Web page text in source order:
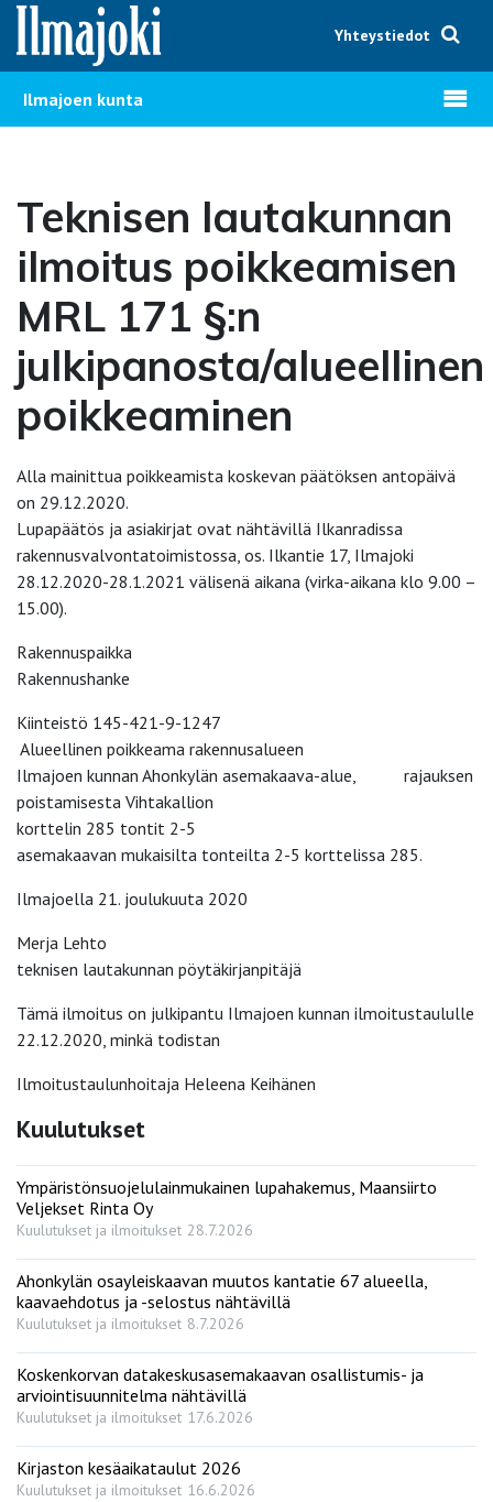
Hyppää sisältöön
Yhteystiedot
Ilmajoen kunta Avaa
Teknisen lautakunnan
ilmoitus poikkeamisen
MRL 171 §:n
julkipanosta/alueellinen
poikkeaminen
Alla mainittua poikkeamista koskevan päätöksen antopäivä
on 29.12.2020.
Lupapäätös ja asiakirjat ovat nähtävillä Ilkanradissa
rakennusvalvontatoimistossa, os. Ilkantie 17, Ilmajoki
28.12.2020-28.1.2021 välisenä aikana (virka-aikana klo 9.00 –
15.00).
Rakennuspaikka
Rakennushanke
Kiinteistö 145-421-9-1247
Alueellinen poikkeama rakennusalueen
Ilmajoen kunnan Ahonkylän asemakaava-alue, rajauksen
poistamisesta Vihtakallion
korttelin 285 tontit 2-5
asemakaavan mukaisilta tonteilta 2-5 korttelissa 285.
Ilmajoella 21. joulukuuta 2020
Merja Lehto
teknisen lautakunnan pöytäkirjanpitäjä
Tämä ilmoitus on julkipantu Ilmajoen kunnan ilmoitustaululle
22.12.2020, minkä todistan
Ilmoitustaulunhoitaja Heleena Keihänen
Kuulutukset
Ympäristönsuojelulainmukainen lupahakemus, Maansiirto
Veljekset Rinta Oy
Kuulutukset ja ilmoitukset 28.7.2026
Ahonkylän osayleiskaavan muutos kantatie 67 alueella,
kaavaehdotus ja -selostus nähtävillä
Kuulutukset ja ilmoitukset 8.7.2026
Koskenkorvan datakeskusasemakaavan osallistumis- ja
arviointisuunnitelma nähtävillä
Kuulutukset ja ilmoitukset 17.6.2026
Kirjaston kesäaikataulut 2026
Kuulutukset ja ilmoitukset 16.6.2026